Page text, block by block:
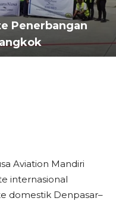
Penerbangan
Aviation Mandiri
internasional
domestik Denpasar–